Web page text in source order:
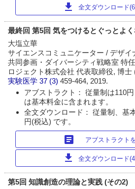
download 全文ダウンロード
最終回 第5回 気をつけるとぐっとよ
大塩立華
サイエンスコミュニケーター / デザ
共同参画・ダイバーシティ戦略室 特
ロジェクト株式会社 代表取締役, 博士
実験医学 37 (3)459-464, 2019.
アブストラクト： 従量制は110
は基本料金に含まれます。
全文ダウンロード： 従量制、基
円(税込) です。
article アブストラクト
download 全文ダウンロード
第5回 知識創造の理論と実践 (その2)